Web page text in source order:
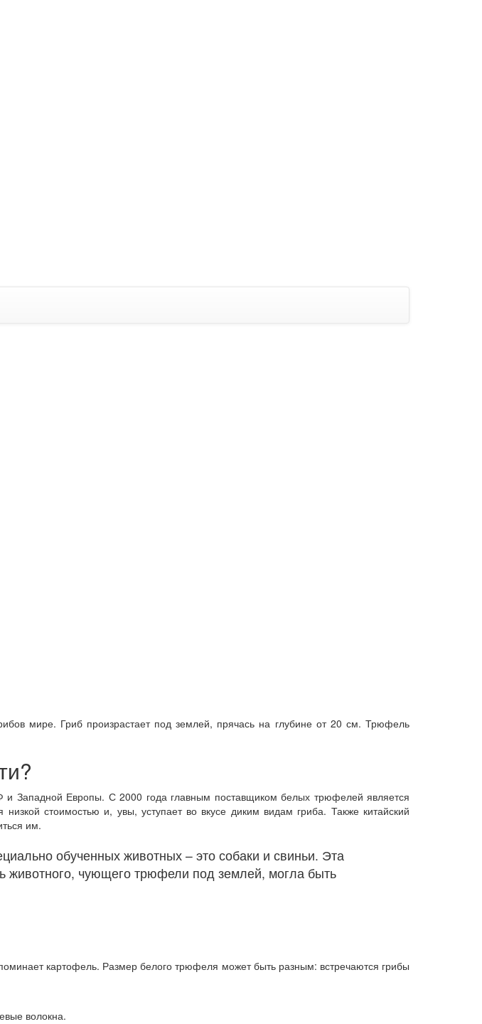
мире. Гриб произрастает под землей, прячась на глубине от 20 см. Трюфель
Западной Европы. С 2000 года главным поставщиком белых трюфелей является
стоимостью и, увы, уступает во вкусе диким видам гриба. Также китайский
им.
обученных животных – это собаки и свиньи. Эта
животного, чующего трюфели под землей, могла быть
картофель. Размер белого трюфеля может быть разным: встречаются грибы
волокна.